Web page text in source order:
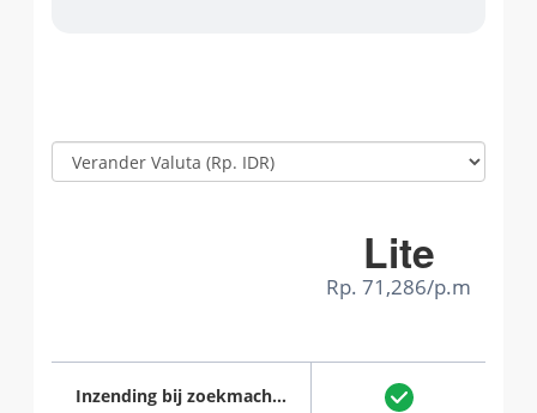
Inzending bij zoekmachine
Lite
Rp. 71,286/p.m